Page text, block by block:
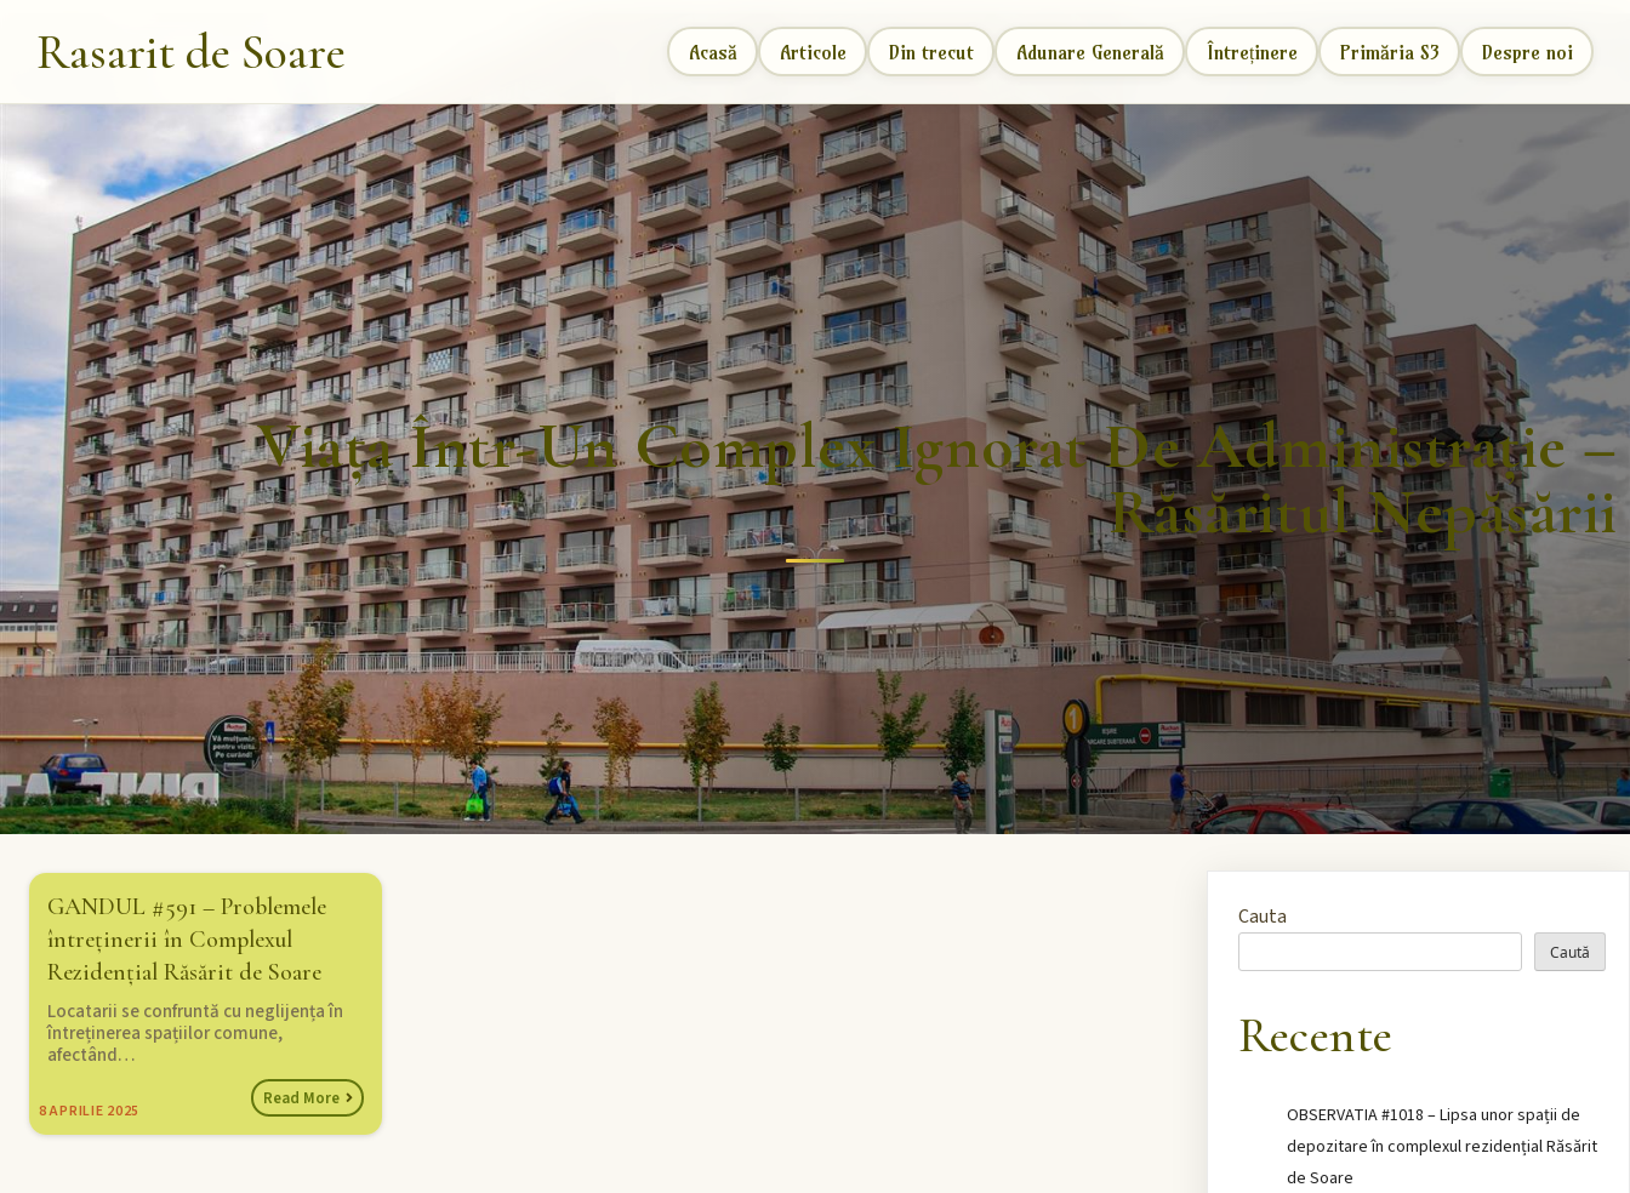
Rasarit de Soare Acasă Articole Din trecut Adunare Generală Întreținere Primăria S3 Despre noi
Viața Într-Un Complex Ignorat De Administrație –
Răsăritul Nepăsării
GANDUL #591 – Problemele
întreținerii în Complexul
Rezidențial Răsărit de Soare
8 APRILIE 2025
Locatarii se confruntă cu neglijența în
întreținerea spațiilor comune,
afectând…
Read More
Cauta
Caută
Recente
OBSERVATIA #1018 – Lipsa unor spații de
depozitare în complexul rezidențial Răsărit
de Soare